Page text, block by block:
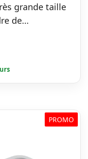
grande taille
de…
PROMO